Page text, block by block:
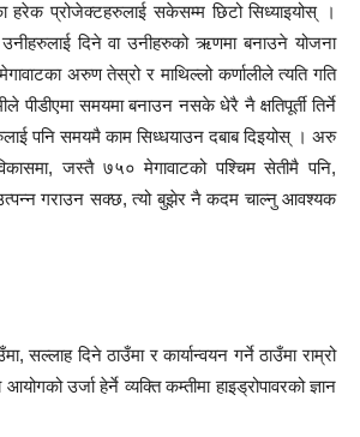
हरेक प्रोजेक्टहरुलाई सकेसम्म छिटो सिध्याइयोस् ।
दिने वा उनीहरुको ऋणमा बनाउने योजना
अरुण तेस्रो र माथिल्लो कर्णालीले त्यति गति
समयमा बनाउन नसके धेरै नै क्षतिपूर्ती तिर्ने
पनि समयमै काम सिध्धयाउन दबाब दिइयोस् । अरु
जस्तै ७५० मेगावाटको पश्चिम सेतीमै पनि,
गराउन सक्छ, त्यो बुझेर नै कदम चाल्नु आवश्यक
सल्लाह दिने ठाउँमा र कार्यान्वयन गर्ने ठाउँमा राम्रो
उर्जा हेर्ने व्यक्ति कम्तीमा हाइड्रोपावरको ज्ञान